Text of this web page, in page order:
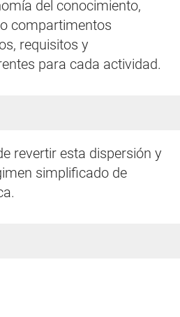
del conocimiento,
compartimentos
requisitos y
para cada actividad.
revertir esta dispersión y
simplificado de